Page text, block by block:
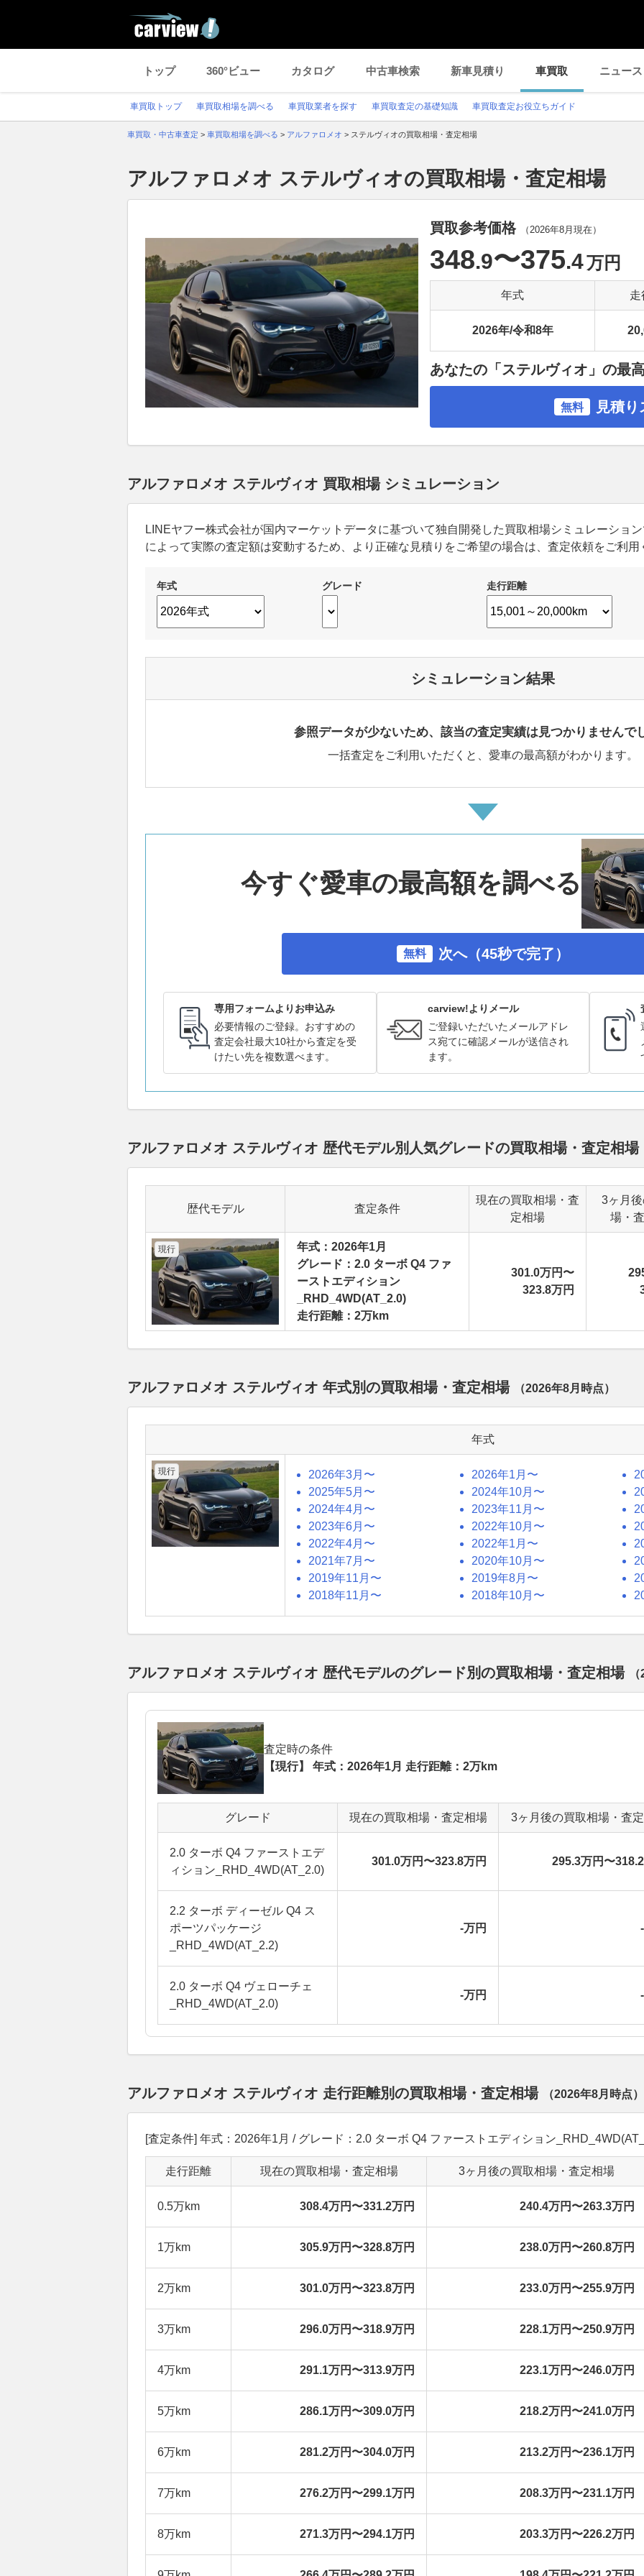
トップ 360°ビュー カタログ 中古車検索 新車見積り 車買取 ニュース
車買取トップ 車買取相場を調べる 車買取業者を探す 車買取査定の基礎知識 車買取査定お役立ちガイド
車買取・中古車査定 > 車買取相場を調べる > アルファロメオ > ステルヴィオの買取相場・査定相場
アルファロメオ ステルヴィオの買取相場・査定相場
買取参考価格 （2026年8月 現在）
348.9〜375.4万円
年式 走
2026年/令和8年
あなたの「ステルヴィオ」の最
無料 見積
アルファロメオ ステルヴィオ 買取相場 シミュレーション
LINEヤフー株式会社が国内マーケットデータに基づいて独自開発した買取相場シミュレーショ
によって実際の査定額は変動するため、より正確な見積りをご希望の場合は、査定依頼をご利用
年式 グレード 走行距離
シミュレーション結果
参照データが少ないため、該当の査定実績は見つかりませんで
一括査定をご利用いただくと、愛車の最高額がわかります。
今すぐ愛車の最高額を調べる
無料 次へ（45秒で完了）
専用フォームよりお申込み
必要情報のご登録。おすすめの
査定会社最大10社から査定を受
けたい先を複数選べます。
carview!よりメール
ご登録いただいたメールアドレ
ス宛てに確認メールが送信され
ます。
アルファロメオ ステルヴィオ 歴代モデル別人気グレードの買取相場・査定相場
歴代モデル 査定条件
現在の買取相場・査
定相場
3ヶ月
場・
現行
年式：2026年1月
グレード：2.0 ターボ Q4 ファ
ーストエディション
_RHD_4WD(AT_2.0)
走行距離：2万km
301.0万円〜
323.8万円
アルファロメオ ステルヴィオ 年式別の買取相場・査定相場 （2026年8月 時点）
年式
現行 2026年3月〜 2026年1月〜
2025年5月〜
2024年10月〜
2024年4月〜
2023年11月〜
2023年6月〜
2022年10月〜
2022年4月〜
2022年1月〜
2021年7月〜
2020年10月〜
2019年11月〜
2019年8月〜
2018年11月〜
2018年10月〜
アルファロメオ ステルヴィオ 歴代モデルのグレード別の買取相場・査定相場 （
査定時の条件
【現行】 年式：2026年1月 走行距離：2万km
グレード 現在の買取相場・査定相場 3ヶ月後の買取相場・査
2.0 ターボ Q4 ファーストエデ
ィション_RHD_4WD(AT_2.0)
301.0万円〜323.8万円 295.3万円〜
2.2 ターボ ディーゼル Q4 ス
ポーツパッケージ
_RHD_4WD(AT_2.2)
-万円
2.0 ターボ Q4 ヴェローチェ
_RHD_4WD(AT_2.0)
-万円
アルファロメオ ステルヴィオ 走行距離別の買取相場・査定相場 （2026年8月 時点）
[査定条件] 年式：2026年1月 / グレード：2.0 ターボ Q4 ファーストエディション
走行距離 現在の買取相場・査定相場 3ヶ月後の買取相場・査定相場
0.5万km 308.4万円〜331.2万円 240.4万円〜263.3万円
1万km 305.9万円〜328.8万円 238.0万円〜260.8万円
2万km 301.0万円〜323.8万円 233.0万円〜255.9万円
3万km 296.0万円〜318.9万円 228.1万円〜250.9万円
4万km 291.1万円〜313.9万円 223.1万円〜246.0万円
5万km 286.1万円〜309.0万円 218.2万円〜241.0万円
6万km 281.2万円〜304.0万円 213.2万円〜236.1万円
7万km 276.2万円〜299.1万円 208.3万円〜231.1万円
8万km 271.3万円〜294.1万円 203.3万円〜226.2万円